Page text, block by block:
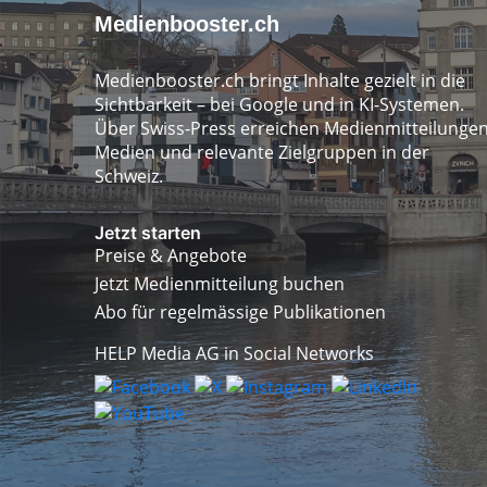
Medienbooster.ch
Medienbooster.ch bringt Inhalte gezielt in die
Sichtbarkeit – bei Google und in KI-Systemen.
Über Swiss-Press erreichen
Medien und relevante Zielgruppen in der
Schweiz.
Jetzt starten
Preise & Angebote
Jetzt Medienmitteilung buchen
Abo für regelmässige Publikationen
HELP Media AG in Social Networks